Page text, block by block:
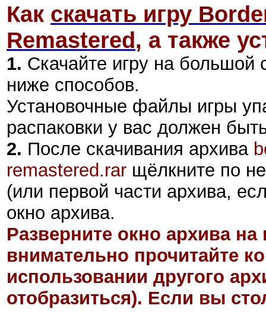
Как скачать игру
Remastered, а также
1. Скачайте игру на большой
ниже способов.
Установочные файлы игры
распаковки у вас должен
2. После скачивания архива
remastered.rar щёлкните по
(или первой части архива,
окно архива.
Разверните окно архива на
внимательно прочитайте
использовании другого
отобразиться). Если вы